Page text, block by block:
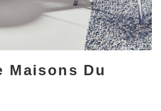
Maisons Du